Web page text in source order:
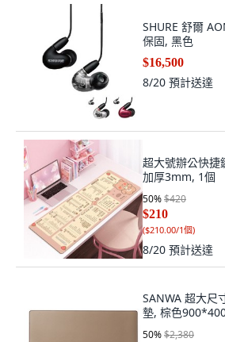
SHURE 舒爾
保固, 黑色
$16,500
8/20 預計送達
超大號辦公快捷
加厚3mm, 1個
50%$420
$210
($210.00/1個)
8/20 預計送達
SANWA 超大尺
墊, 棕色
50%$2,380